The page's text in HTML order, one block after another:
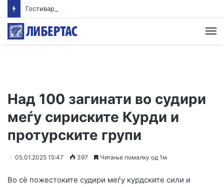
Гостиварци и натаму без пивка вода
Над 100 загинати во судири
меѓу сириските Курди и
протурските групи
05.01.2025 15:47 397 Читање помалку од 1м
Во сè пожестоките судири меѓу курдските сили и